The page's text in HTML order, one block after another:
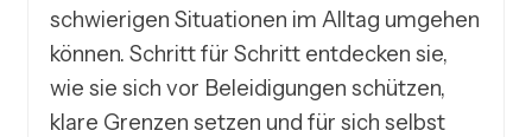
schwierigen Situationen im Alltag umgehen
können. Schritt für Schritt entdecken sie,
wie sie sich vor Beleidigungen schützen,
klare Grenzen setzen und für sich selbst